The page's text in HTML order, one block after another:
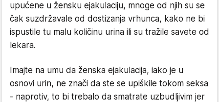
upućene u žensku ejakulaciju, mnoge od njih su se
čak suzdržavale od dostizanja vrhunca, kako ne bi
ispustile tu malu količinu urina ili su tražile savete od
lekara.
Imajte na umu da ženska ejakulacija, iako je u
osnovi urin, ne znači da ste se upiškile tokom seksa
- naprotiv, to bi trebalo da smatrate uzbudljivim jer